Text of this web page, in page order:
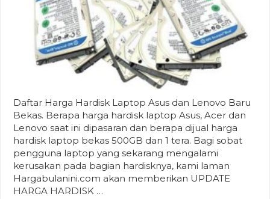
Daftar Harga Hardisk Laptop Asus dan Lenovo Baru
Bekas. Berapa harga hardisk laptop Asus, Acer dan
Lenovo saat ini dipasaran dan berapa dijual harga
hardisk laptop bekas 500GB dan 1 tera. Bagi sobat
pengguna laptop yang sekarang mengalami
kerusakan pada bagian hardisknya, kami laman
Hargabulanini.com akan memberikan UPDATE
HARGA HARDISK …